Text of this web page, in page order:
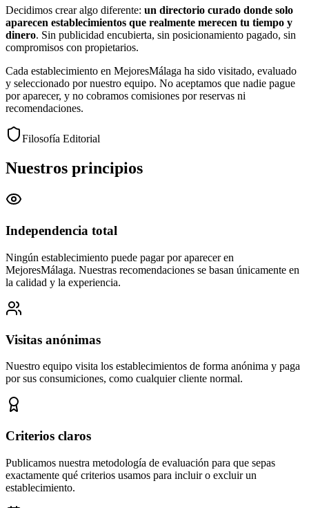
Decidimos crear algo diferente: un directorio curado donde solo
aparecen establecimientos que realmente merecen tu tiempo y
dinero. Sin publicidad encubierta, sin posicionamiento pagado, sin
compromisos con propietarios.
Cada establecimiento en MejoresMálaga ha sido visitado, evaluado
y seleccionado por nuestro equipo. No aceptamos que nadie pague
por aparecer, y no cobramos comisiones por reservas ni
recomendaciones.
Filosofía Editorial
Nuestros principios
Independencia total
Ningún establecimiento puede pagar por aparecer en
MejoresMálaga. Nuestras recomendaciones se basan únicamente en
la calidad y la experiencia.
Visitas anónimas
Nuestro equipo visita los establecimientos de forma anónima y paga
por sus consumiciones, como cualquier cliente normal.
Criterios claros
Publicamos nuestra metodología de evaluación para que sepas
exactamente qué criterios usamos para incluir o excluir un
establecimiento.